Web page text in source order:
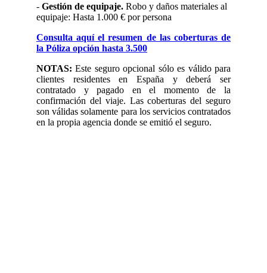
- Gestión de equipaje.Robo y daños materiales al
equipaje: Hasta 1.000 € por persona
Consulta aquí el resumen de las coberturas de
la Póliza opción hasta 3.500
NOTAS: Este seguro opcional sólo es válido para
clientes residentes en España y deberá ser
contratado y pagado en el momento de la
confirmación del viaje. Las coberturas del seguro
son válidas solamente para los servicios contratados
en la propia agencia donde se emitió el seguro.